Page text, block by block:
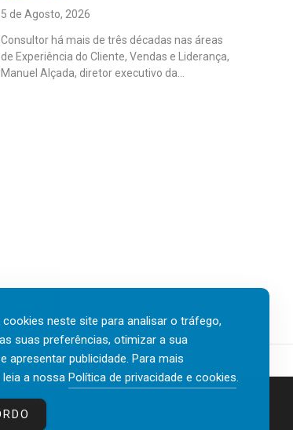
5 de Agosto, 2026
Consultor há mais de três décadas nas áreas
de Experiência do Cliente, Vendas e Liderança,
Manuel Alçada, diretor executivo da...
Contactos
neste site para analisar o tráfego,
suas preferências, otimizar a sua
apresentar publicidade. Para mais
a nossa Política de privacidade e cookies.